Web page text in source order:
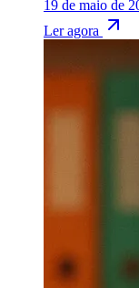
19 de maio de
Ler agora